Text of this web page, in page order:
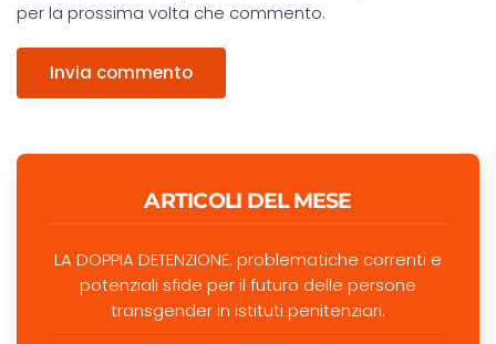
per la prossima volta che commento.
Invia commento
ARTICOLI DEL MESE
LA DOPPIA DETENZIONE: problematiche correnti e
potenziali sfide per il futuro delle persone
transgender in istituti penitenziari.